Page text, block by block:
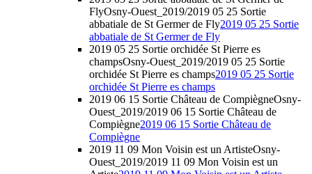
FlyOsny-Ouest_2019/2019 05 25 Sortie
abbatiale de St Germer de Fly2019 05 25 Sortie
abbatiale de St Germer de Fly
2019 05 25 Sortie orchidée St Pierre es
champsOsny-Ouest_2019/2019 05 25 Sortie
orchidée St Pierre es champs2019 05 25 Sortie
orchidée St Pierre es champs
2019 06 15 Sortie Château de CompiègneOsny-
Ouest_2019/2019 06 15 Sortie Château de
Compiègne2019 06 15 Sortie Château de
Compiègne
2019 11 09 Mon Voisin est un ArtisteOsny-
Ouest_2019/2019 11 09 Mon Voisin est un